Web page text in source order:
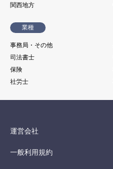
関西地方
業種
事務局・その他
司法書士
保険
社労士
運営会社
一般利用規約